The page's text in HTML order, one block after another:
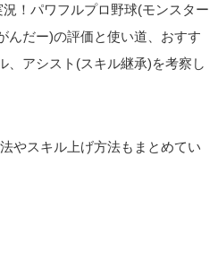
！パワフルプロ野球(モンスター
んだー)の評価と使い道、おすす
、アシスト(スキル継承)を考察し
やスキル上げ方法もまとめてい